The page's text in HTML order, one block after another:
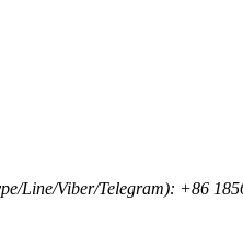
Line/Viber/Telegram): +86